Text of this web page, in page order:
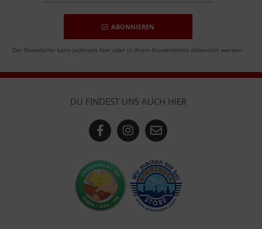
ABONNIEREN
Der Newsletter kann jederzeit hier oder in Ihrem Kundenkonto abbestellt werden.
DU FINDEST UNS AUCH HIER